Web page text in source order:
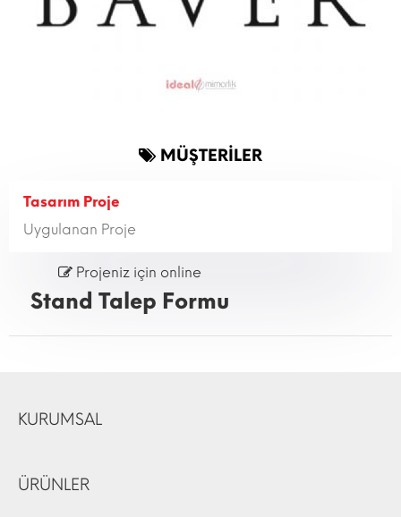
MÜŞTERİLER
Tasarım Proje
Uygulanan Proje
Projeniz için online
Stand Talep Formu
KURUMSAL
ÜRÜNLER